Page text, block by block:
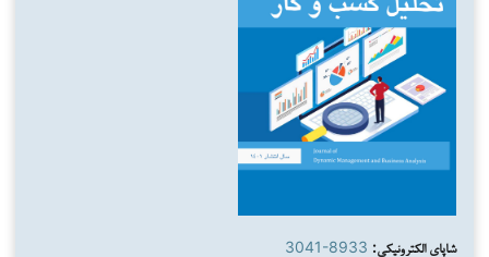
شاپای الکترونیکی: 3041-8933